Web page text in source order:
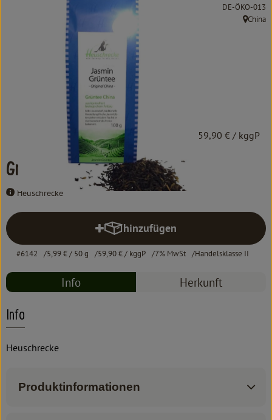
Kochen & Backen
Süß & Pikant
Erleben
Grüntee Jasmin
Heuschrecke
5,99 € 59,90 € / kggP
, Kontrollstelle:
DE-ÖKO-013
,China
hinzufügen
Produkt zum Warenkorb
#6142 5,99 €/ 50 g 59,90 €/ kggP 7% MwSt Handelsklasse II
Info Herkunft
Info
Heuschrecke
Produktinformationen